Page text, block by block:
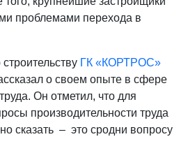
проблемами перехода в
ГК «КОРТРОС»
о своем опыте в сфере
Он отметил, что для
производительности труда
сказать – это сродни вопросу